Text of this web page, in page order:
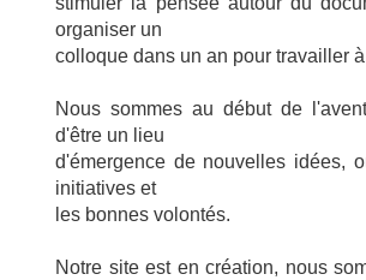
organiser un
colloque dans un an pour travailler
Nous sommes au début de
d'être un lieu
d'émergence de nouvelles idées,
initiatives et
les bonnes volontés.
Notre site est en création, nous